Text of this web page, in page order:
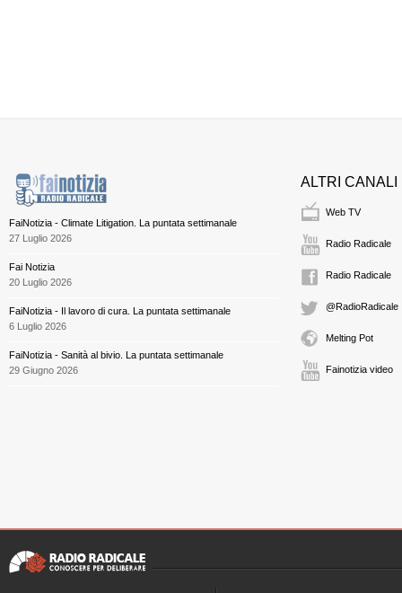
FaiNotizia - Climate Litigation. La puntata settimanale
27 Luglio 2026
Fai Notizia
20 Luglio 2026
FaiNotizia - Il lavoro di cura. La puntata settimanale
6 Luglio 2026
FaiNotizia - Sanità al bivio. La puntata settimanale
29 Giugno 2026
ALTRI CANALI
Web TV
Radio Radicale
Radio Radicale
@RadioRadicale
Melting Pot
Fainotizia video